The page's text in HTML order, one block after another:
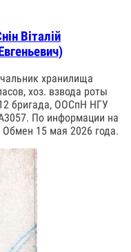
Віталій
хранилища
хоз. взвода роты
бригада, ООСпН НГУ
По информации на
Обмен 15 мая 2026 года.